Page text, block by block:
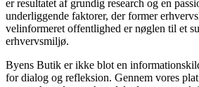
er resultatet af grundig research og en
underliggende faktorer, der former
velinformeret offentlighed er nøglen til et
erhvervsmiljø.
Byens Butik er ikke blot en
for dialog og refleksion. Gennem vores